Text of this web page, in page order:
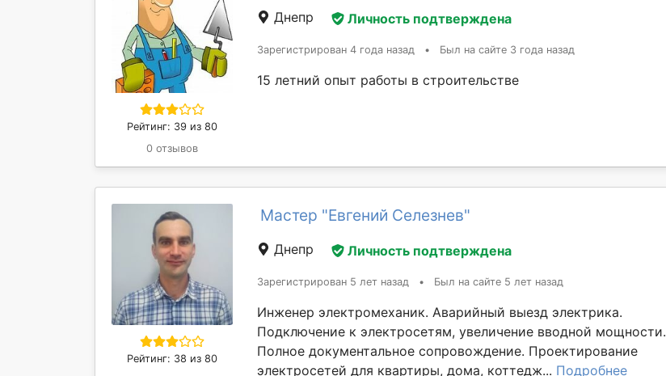
Рейтинг: 39 из 80
0 отзывов
Днепр Личность подтверждена
Зарегистрирован 4 года назад • Был на сайте 3 года назад
15 летний опыт работы в строительстве
Рейтинг: 38 из 80
Мастер "Евгений Селезнев"
Днепр Личность подтверждена
Зарегистрирован 5 лет назад • Был на сайте 5 лет назад
Инженер электромеханик. Аварийный выезд электрика.
Подключение к электросетям, увеличение вводной мощности.
Полное документальное сопровождение. Проектирование
электросетей для квартиры, дома, коттедж... Подробнее